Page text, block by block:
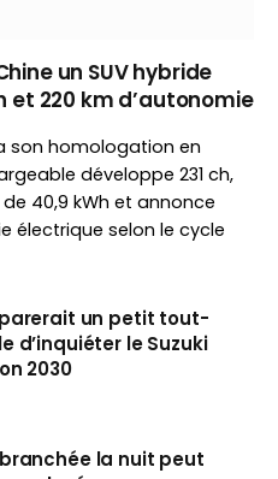
un SUV hybride
et 220 km d’autonomie
son homologation en
développe 231 ch,
40,9 kWh et annonce
électrique selon le cycle
un petit tout-
d’inquiéter le Suzuki
2030
la nuit peut